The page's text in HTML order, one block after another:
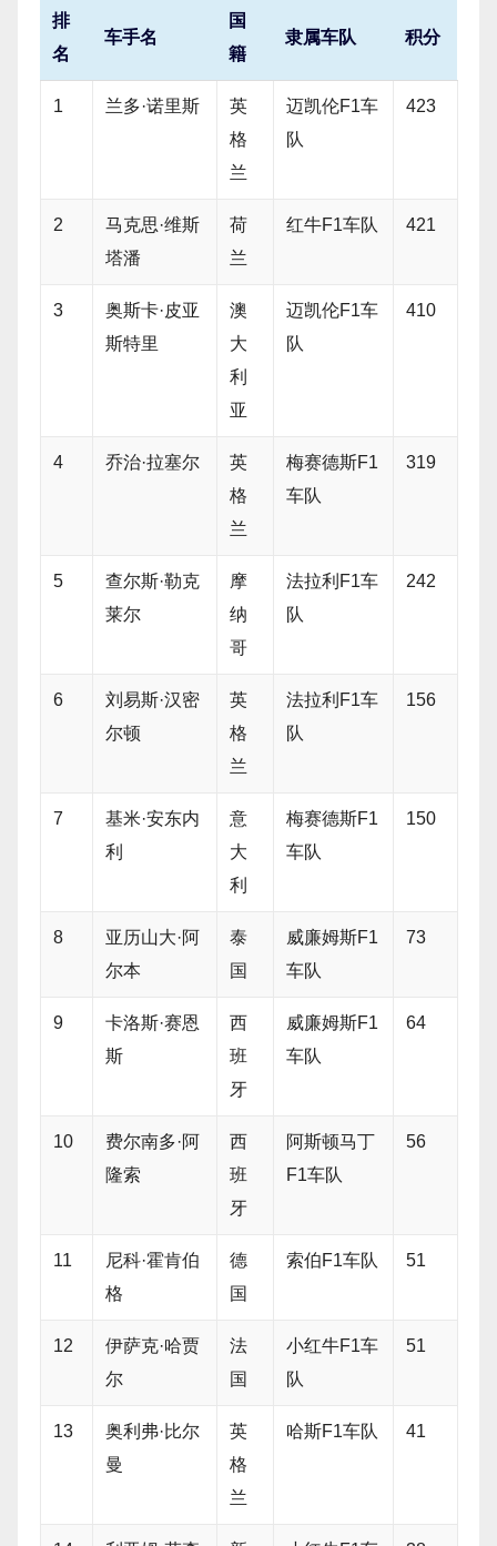
排
名
车手名
国
籍
隶属车队 积分
1 兰多·诺里斯
英
格
兰
迈凯伦F1车
队
423
2
马克思·维斯
塔潘
荷
兰
红牛F1车队 421
3
奥斯卡·皮亚
斯特里
澳
大
利
亚
迈凯伦F1车
队
410
4 乔治·拉塞尔
英
格
兰
梅赛德斯F1
车队
319
5
查尔斯·勒克
莱尔
摩
纳
哥
法拉利F1车
队
242
6
刘易斯·汉密
尔顿
英
格
兰
法拉利F1车
队
156
7
基米·安东内
利
意
大
利
梅赛德斯F1
车队
150
8
亚历山大·阿
尔本
泰
国
威廉姆斯F1
车队
73
9
卡洛斯·赛恩
斯
西
班
牙
威廉姆斯F1
车队
64
10
费尔南多·阿
隆索
西
班
牙
阿斯顿马丁
F1车队
56
11
尼科·霍肯伯
格
德
国
索伯F1车队 51
12
伊萨克·哈贾
尔
法
国
小红牛F1车
队
51
13
奥利弗·比尔
曼
英
格
兰
哈斯F1车队 41